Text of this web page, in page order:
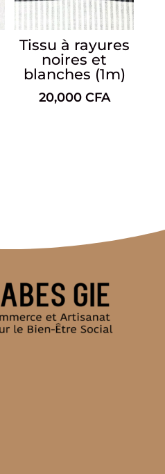
Tissu à rayures
noires et
blanches (1m)
20,000 CFA